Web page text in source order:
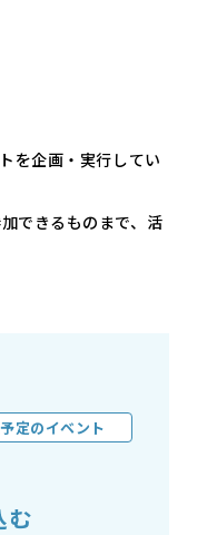
を企画・実行してい
できるものまで、活
定のイベント
む